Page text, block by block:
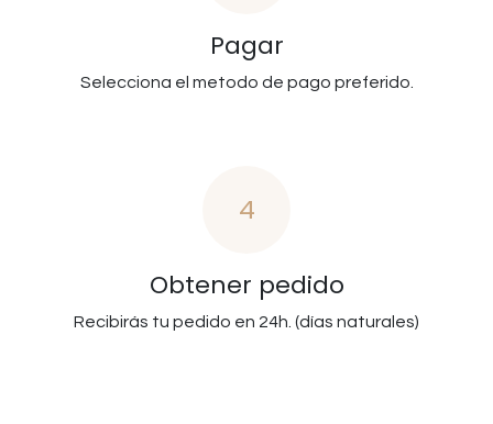
Pagar
Selecciona el metodo de pago preferido.
4
Obtener pedido
Recibirás tu pedido en 24h. (días naturales)